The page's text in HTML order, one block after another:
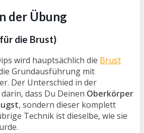
der Übung
die Brust)
wird hauptsächlich die Brust
Grundausführung mit
Der Unterschied in der
dass Du Deinen Oberkörper
, sondern dieser komplett
Technik ist dieselbe, wie sie